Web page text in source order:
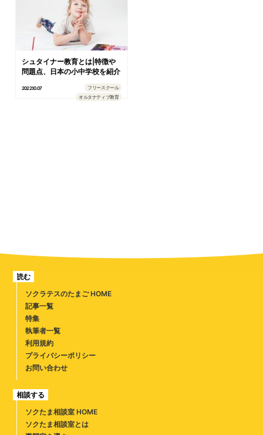
シュタイナー教育とは|特徴や
問題点、日本の小中学校を紹介
2022.10.07
フリースクール
オルタナティブ教育
読む
ソクラテスのたまご HOME
記事一覧
特集
執筆者一覧
利用規約
プライバシーポリシー
お問い合わせ
相談する
ソクたま相談室 HOME
ソクたま相談室とは